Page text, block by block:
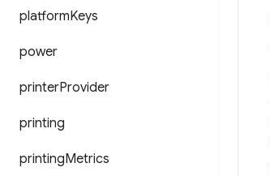
platformKeys
power
printerProvider
printing
printingMetrics